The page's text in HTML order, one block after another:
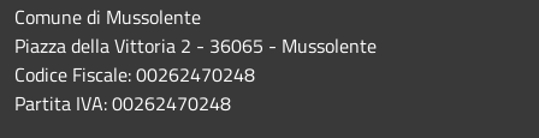
Comune di Mussolente
Piazza della Vittoria 2 - 36065 - Mussolente
Codice Fiscale: 00262470248
Partita IVA: 00262470248